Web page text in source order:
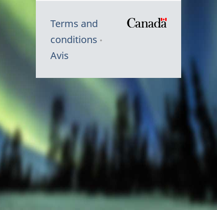
Terms and
conditions
Avis
Canada